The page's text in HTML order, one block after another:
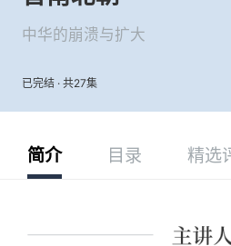
中华的崩溃与扩大
已完结 · 共27集
简介 目录 精选